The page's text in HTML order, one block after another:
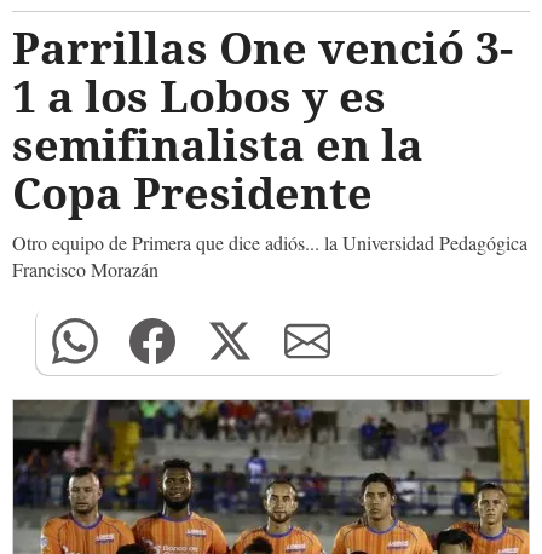
Parrillas One venció 3-
1 a los Lobos y es
semifinalista en la
Copa Presidente
Otro equipo de Primera que dice adiós... la Universidad Pedagógica
Francisco Morazán